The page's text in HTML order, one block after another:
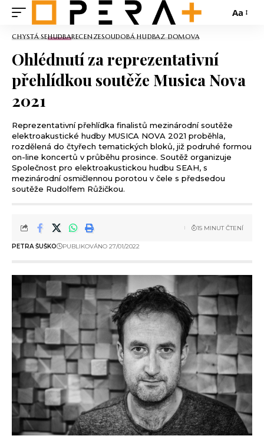
Aa
CHYSTÁ SEHUDBARECENZESOUDOBÁ HUDBAZ DOMOVA
Ohlédnutí za reprezentativní
přehlídkou soutěže Musica Nova
2021
Reprezentativní přehlídka finalistů mezinárodní soutěže
elektroakustické hudby MUSICA NOVA 2021 proběhla,
rozdělená do čtyřech tematických bloků, již podruhé formou
on-line koncertů v průběhu prosince. Soutěž organizuje
Společnost pro elektroakustickou hudbu SEAH, s
mezinárodní osmičlennou porotou v čele s předsedou
soutěže Rudolfem Růžičkou.
PETRA ŠUŠKO PUBLIKOVÁNO 27/01/2022
15 MINUT ČTENÍ